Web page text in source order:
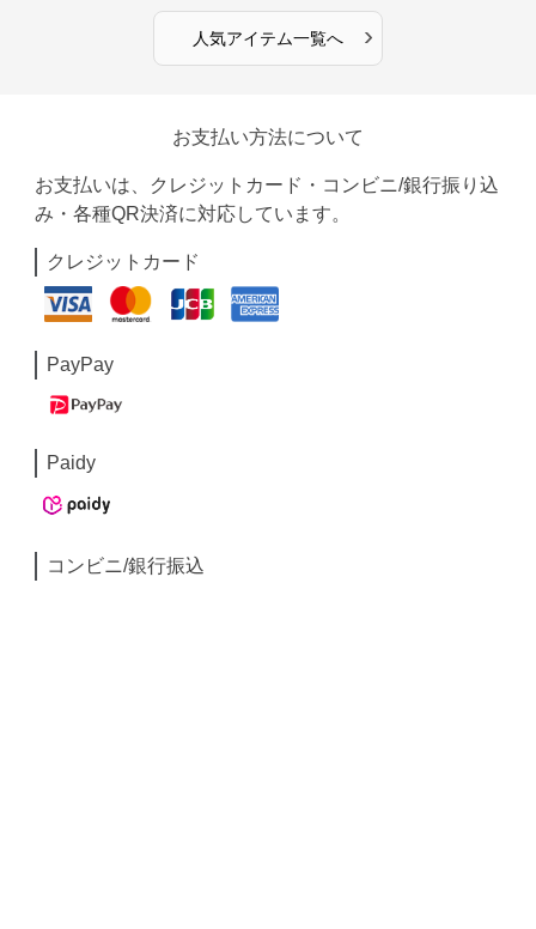
人気アイテム一覧へ ›
お支払い方法について
お支払いは、クレジットカード・コンビニ/銀行振り込
み・各種QR決済に対応しています。
クレジットカード
PayPay
Paidy
コンビニ/銀行振込